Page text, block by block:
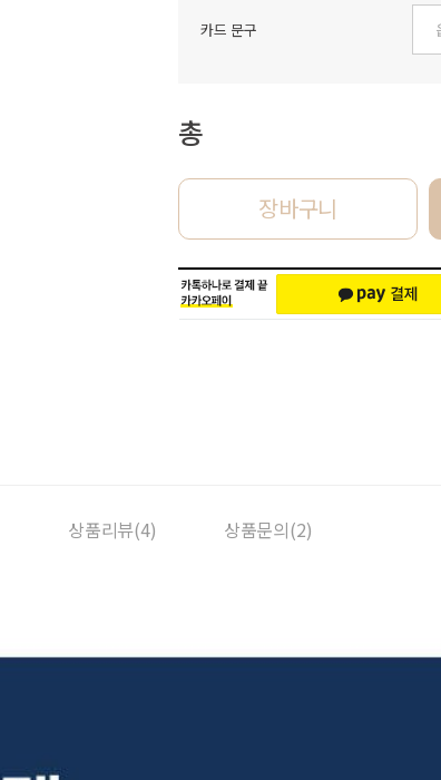
카드 문구
총
장바구니
상품리뷰(4) 상품문의(2)